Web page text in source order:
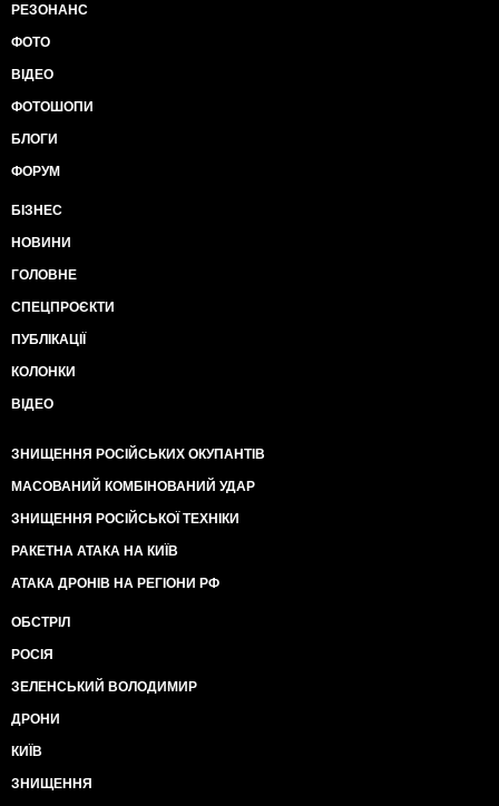
РЕЗОНАНС
ФОТО
ВІДЕО
ФОТОШОПИ
БЛОГИ
ФОРУМ
БІЗНЕС
НОВИНИ
ГОЛОВНЕ
СПЕЦПРОЄКТИ
ПУБЛІКАЦІЇ
КОЛОНКИ
ВІДЕО
ЗНИЩЕННЯ РОСІЙСЬКИХ ОКУПАНТІВ
МАСОВАНИЙ КОМБІНОВАНИЙ УДАР
ЗНИЩЕННЯ РОСІЙСЬКОЇ ТЕХНІКИ
РАКЕТНА АТАКА НА КИЇВ
АТАКА ДРОНІВ НА РЕГІОНИ РФ
ОБСТРІЛ
РОСІЯ
ЗЕЛЕНСЬКИЙ ВОЛОДИМИР
ДРОНИ
КИЇВ
ЗНИЩЕННЯ